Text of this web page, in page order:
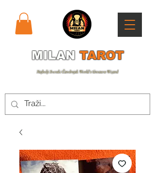
MILAN TAROT
Najbolji Svetski Čarobnjak World’s Greatest Wizard